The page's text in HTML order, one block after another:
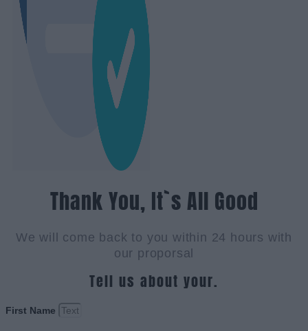
Thank You, It`s All Good
We will come back to you within 24 hours with
our proporsal
Tell us about your.
First Name